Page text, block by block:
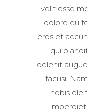
velit esse
dolore eu
eros et
qui
delenit
facilisi.
nobis